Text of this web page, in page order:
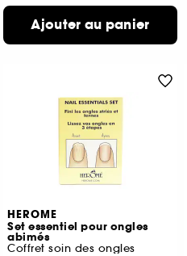
Ajouter au panier
HEROME
Set essentiel pour ongles
abimés
Coffret soin des ongles